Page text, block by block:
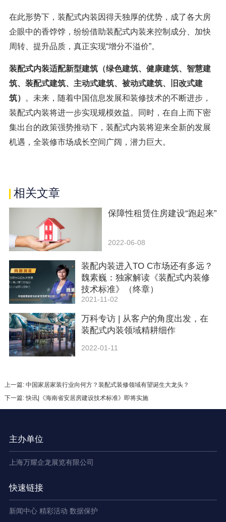
在此形势下，装配式内装因得天独厚的优势，成了各大房
企眼中的香饽饽，纷纷借助装配式内装来控制成分、加快
周转、提升品质，真正实现“增分不溢价”。
装配式内装适配新型建筑（绿色建筑、健康建筑、智慧建
筑、装配式建筑、主动式建筑、被动式建筑、旧改式建
筑）
。未来，随着中国信息发展和装修技术的不断进步，
装配式内装将进一步实现规模效益。同时，在自上而下密
集出台的政策强势推动下，装配式内装将迎来全新的发展
机遇，全装修市场成长空间广阔，潜力巨大。
相关文章
保障性租赁住房建设“跑起来”
2022-06-08
装配内装进入TO C市场还有多远？
魏素巍：独家解读《装配式内装修
技术标准》（终章）
2021-11-02
​万科专访 | 从客户的角度出发，在
装配式内装领域精耕细作
2022-01-11
上一篇: 中国家居家装行业向何方？装配式装修领域有望诞生大龙头？
下一篇: 快讯|《海南省安居房建设技术标准》即将实施
主办单位
上海万耀企龙展览有限公司
快速链接
新闻中心 精彩活动 数据保护